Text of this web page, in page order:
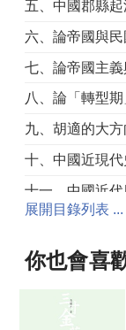
五、中國郡縣起
六、論帝國與
七、論帝國主
八、論「轉型期
九、胡適的大
十、中國近現
十一、中國近
一、論晚清週期
三、預言書中
展開目錄列表 ...
你也會喜